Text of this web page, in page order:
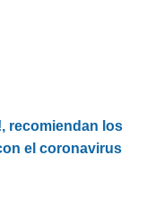
recomiendan los
el coronavirus